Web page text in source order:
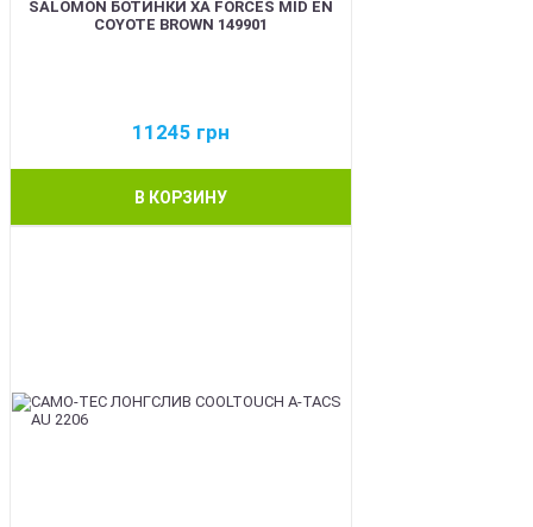
SALOMON БОТИНКИ XA FORCES MID EN
COYOTE BROWN 149901
11245 грн
В КОРЗИНУ